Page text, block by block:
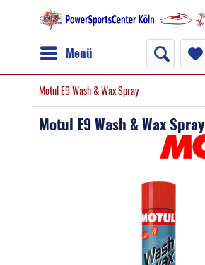
Menü
Motul E9 Wash & Wax Spray
Motul E9 Wash & Wax Spray